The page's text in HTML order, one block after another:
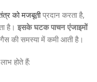
को मजबूतीप्रदान करता है,
है। इसके घटक पाचन एंजाइमों
की समस्या में कमी आती है।
होते हैं: